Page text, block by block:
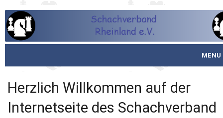
MENU
über den SVR
Herzlich Willkommen auf der
Internetseite des Schachverband